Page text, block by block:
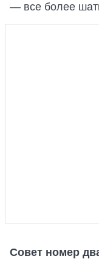
— все более
Совет номер